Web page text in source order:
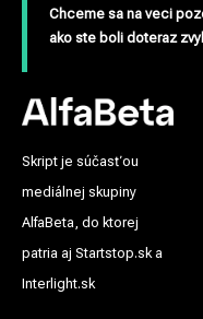
Chceme sa na veci
ako ste boli doteraz
Skript je súčasťou
mediálnej skupiny
AlfaBeta, do ktorej
patria aj Startstop.sk a
Interlight.sk